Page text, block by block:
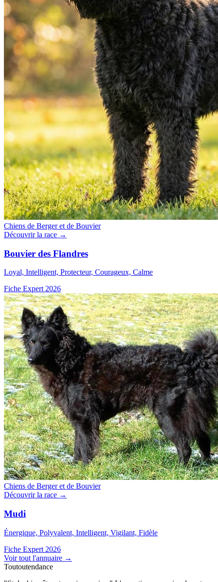
Chiens de Berger et de Bouvier
Découvrir la race →
Bouvier des Flandres
Loyal, Intelligent, Protecteur, Courageux, Calme
Fiche Expert 2026
Chiens de Berger et de Bouvier
Découvrir la race →
Mudi
Énergique, Polyvalent, Intelligent, Vigilant, Fidèle
Fiche Expert 2026
Voir tout l'annuaire →
Toutoutendance